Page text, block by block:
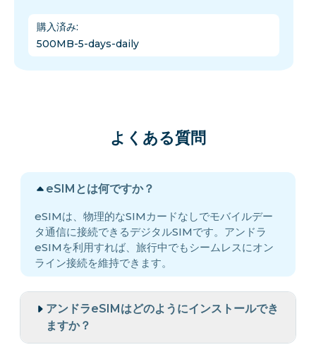
購入済み:
500MB-5-days-daily
よくある質問
eSIMとは何ですか？
eSIMは、物理的なSIMカードなしでモバイルデー
タ通信に接続できるデジタルSIMです。アンドラ
eSIMを利用すれば、旅行中でもシームレスにオン
ライン接続を維持できます。
アンドラeSIMはどのようにインストールでき
ますか？